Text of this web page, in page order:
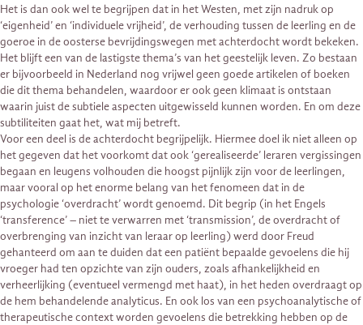
Het is dan ook wel te begrijpen dat in het Westen, met zijn nadruk op
‘eigenheid’ en ‘individuele vrijheid’, de verhouding tussen de leerling en de
goeroe in de oosterse bevrijdingswegen met achterdocht wordt bekeken.
Het blijft een van de lastigste thema’s van het geestelijk leven. Zo bestaan
er bijvoorbeeld in Nederland nog vrijwel geen goede artikelen of boeken
die dit thema behandelen, waardoor er ook geen klimaat is ontstaan
waarin juist de subtiele aspecten uitgewisseld kunnen worden. En om deze
subtiliteiten gaat het, wat mij betreft.
Voor een deel is de achterdocht begrijpelijk. Hiermee doel ik niet alleen op
het gegeven dat het voorkomt dat ook ‘gerealiseerde’ leraren vergissingen
begaan en leugens volhouden die hoogst pijnlijk zijn voor de leerlingen,
maar vooral op het enorme belang van het fenomeen dat in de
psychologie ‘overdracht’ wordt genoemd. Dit begrip (in het Engels
‘transference’ – niet te verwarren met ‘transmission’, de overdracht of
overbrenging van inzicht van leraar op leerling) werd door Freud
gehanteerd om aan te duiden dat een patiënt bepaalde gevoelens die hij
vroeger had ten opzichte van zijn ouders, zoals afhankelijkheid en
verheerlijking (eventueel vermengd met haat), in het heden overdraagt op
de hem behandelende analyticus. En ook los van een psychoanalytische of
therapeutische context worden gevoelens die betrekking hebben op de